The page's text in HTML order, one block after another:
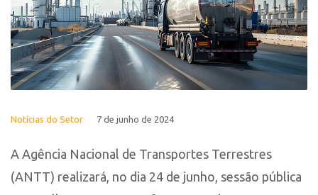
Notícias do Setor 7 de junho de 2024
A Agência Nacional de Transportes Terrestres
(ANTT) realizará, no dia 24 de junho, sessão pública